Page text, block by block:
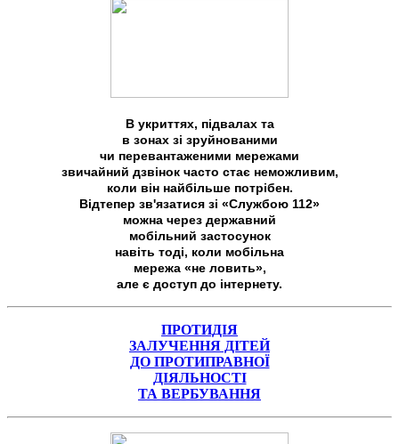
В укриттях, підвалах та
в зонах зі зруйнованими
чи перевантаженими мережами
звичайний дзвінок часто стає неможливим,
коли він найбільше потрібен.
Відтепер зв'язатися зі «Службою 112»
можна через державний
мобільний застосунок
навіть тоді, коли мобільна
мережа «не ловить»,
але є доступ до інтернету.
ПРОТИДІЯ
ЗАЛУЧЕННЯ ДІТЕЙ
ДО ПРОТИПРАВНОЇ
ДІЯЛЬНОСТІ
ТА ВЕРБУВАННЯ